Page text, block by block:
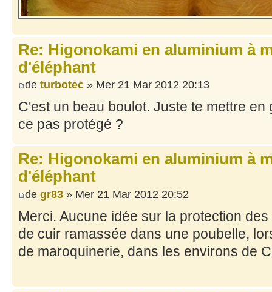
Re: Higonokami en aluminium à
d'éléphant
de turbotec » Mer 21 Mar 2012 20:13
C'est un beau boulot. Juste te mettre
ce pas protégé ?
Re: Higonokami en aluminium à
d'éléphant
de gr83 » Mer 21 Mar 2012 20:52
Merci. Aucune idée sur la protection
de cuir ramassée dans une poubelle,
de maroquinerie, dans les environs de